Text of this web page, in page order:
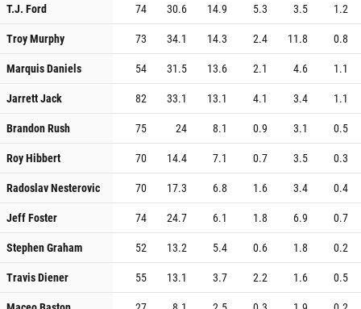
T.J. Ford
74 30.6 14.9 5.3 3.5
1.2
Troy Murphy
73 34.1 14.3 2.4 11.8
0.8
Marquis Daniels
54 31.5 13.6 2.1 4.6
1.1
Jarrett Jack
82 33.1 13.1 4.1 3.4
1.1
Brandon Rush
75 24 8.1 0.9 3.1
0.5
Roy Hibbert
70 14.4 7.1 0.7 3.5
0.3
Radoslav Nesterovic
70 17.3 6.8 1.6 3.4
0.4
Jeff Foster
74 24.7 6.1 1.8 6.9
0.7
Stephen Graham
52 13.2 5.4 0.6 1.8
0.2
Travis Diener
55 13.1 3.7 2.2 1.6
0.5